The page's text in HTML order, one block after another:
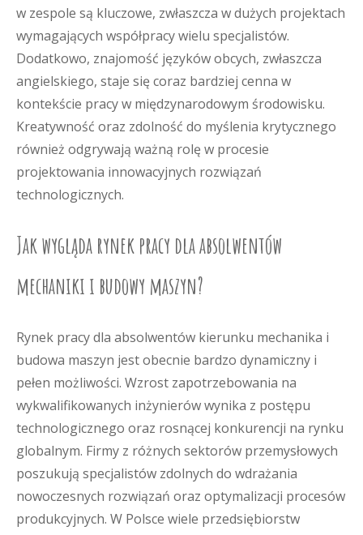
w zespole są kluczowe, zwłaszcza w dużych projektach
wymagających współpracy wielu specjalistów.
Dodatkowo, znajomość języków obcych, zwłaszcza
angielskiego, staje się coraz bardziej cenna w
kontekście pracy w międzynarodowym środowisku.
Kreatywność oraz zdolność do myślenia krytycznego
również odgrywają ważną rolę w procesie
projektowania innowacyjnych rozwiązań
technologicznych.
Jak wygląda rynek pracy dla absolwentów
mechaniki i budowy maszyn?
Rynek pracy dla absolwentów kierunku mechanika i
budowa maszyn jest obecnie bardzo dynamiczny i
pełen możliwości. Wzrost zapotrzebowania na
wykwalifikowanych inżynierów wynika z postępu
technologicznego oraz rosnącej konkurencji na rynku
globalnym. Firmy z różnych sektorów przemysłowych
poszukują specjalistów zdolnych do wdrażania
nowoczesnych rozwiązań oraz optymalizacji procesów
produkcyjnych. W Polsce wiele przedsiębiorstw